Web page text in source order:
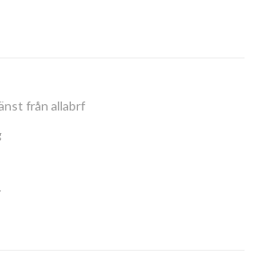
från allabrf